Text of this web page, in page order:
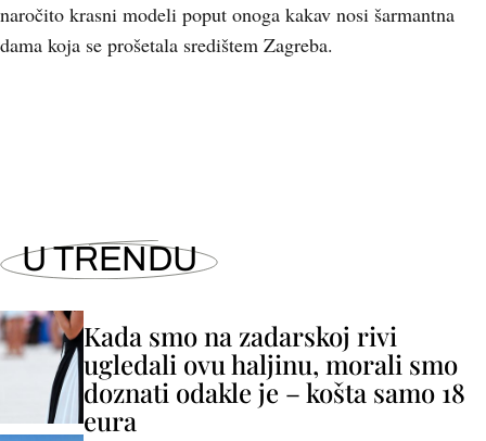
naročito krasni modeli poput onoga kakav nosi šarmantna
dama koja se prošetala središtem Zagreba.
U TRENDU
Kada smo na zadarskoj rivi
ugledali ovu haljinu, morali smo
doznati odakle je – košta samo 18
eura